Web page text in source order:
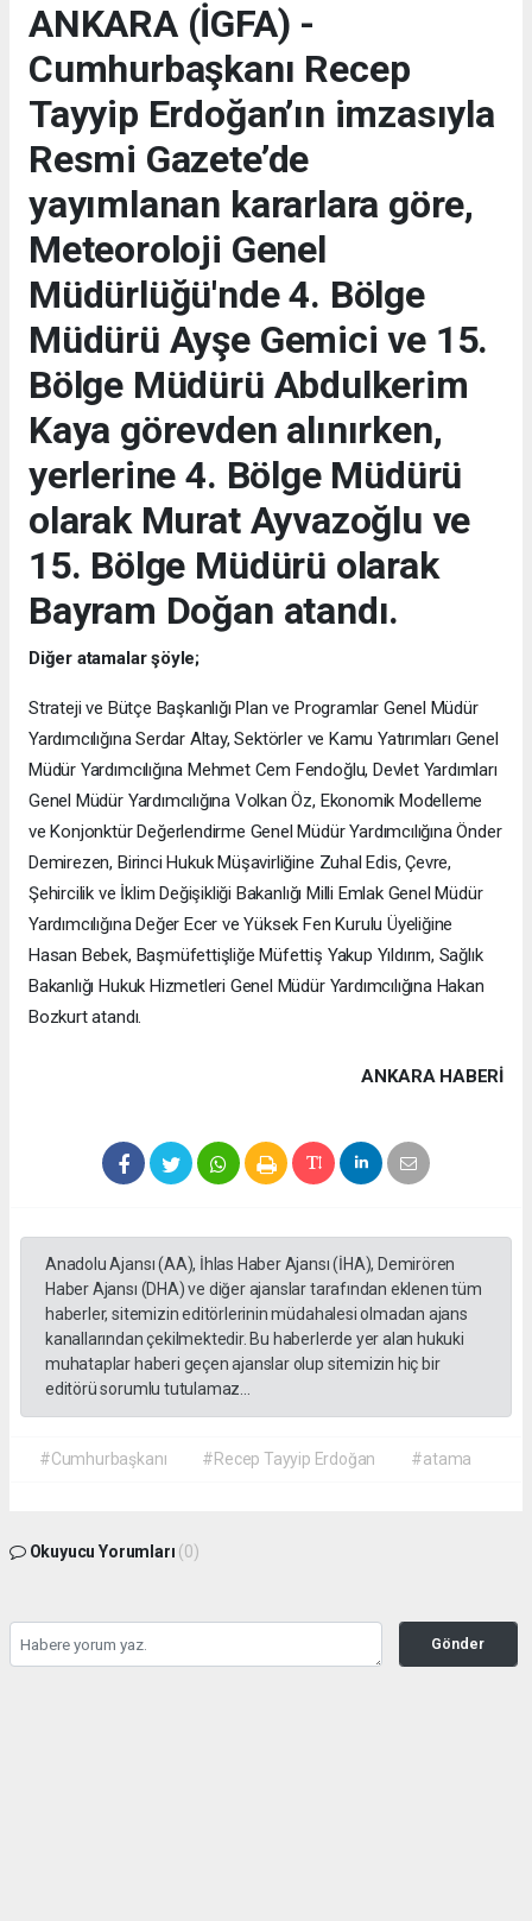
ANKARA (İGFA) -
Cumhurbaşkanı Recep
Tayyip Erdoğan’ın imzasıyla
Resmi Gazete’de
yayımlanan kararlara göre,
Meteoroloji Genel
Müdürlüğü'nde 4. Bölge
Müdürü Ayşe Gemici ve 15.
Bölge Müdürü Abdulkerim
Kaya görevden alınırken,
yerlerine 4. Bölge Müdürü
olarak Murat Ayvazoğlu ve
15. Bölge Müdürü olarak
Bayram Doğan atandı.
Diğer atamalar şöyle;
Strateji ve Bütçe Başkanlığı Plan ve Programlar Genel Müdür
Yardımcılığına Serdar Altay, Sektörler ve Kamu Yatırımları Genel
Müdür Yardımcılığına Mehmet Cem Fendoğlu, Devlet Yardımları
Genel Müdür Yardımcılığına Volkan Öz, Ekonomik Modelleme
ve Konjonktür Değerlendirme Genel Müdür Yardımcılığına Önder
Demirezen, Birinci Hukuk Müşavirliğine Zuhal Edis, Çevre,
Şehircilik ve İklim Değişikliği Bakanlığı Milli Emlak Genel Müdür
Yardımcılığına Değer Ecer ve Yüksek Fen Kurulu Üyeliğine
Hasan Bebek, Başmüfettişliğe Müfettiş Yakup Yıldırım, Sağlık
Bakanlığı Hukuk Hizmetleri Genel Müdür Yardımcılığına Hakan
Bozkurt atandı.
ANKARA HABERİ
Anadolu Ajansı (AA), İhlas Haber Ajansı (İHA), Demirören
Haber Ajansı (DHA) ve diğer ajanslar tarafından eklenen tüm
haberler, sitemizin editörlerinin müdahalesi olmadan ajans
kanallarından çekilmektedir. Bu haberlerde yer alan hukuki
muhataplar haberi geçen ajanslar olup sitemizin hiç bir
editörü sorumlu tutulamaz...
#Cumhurbaşkanı #Recep Tayyip Erdoğan #atama
Okuyucu Yorumları (0)
Gönder